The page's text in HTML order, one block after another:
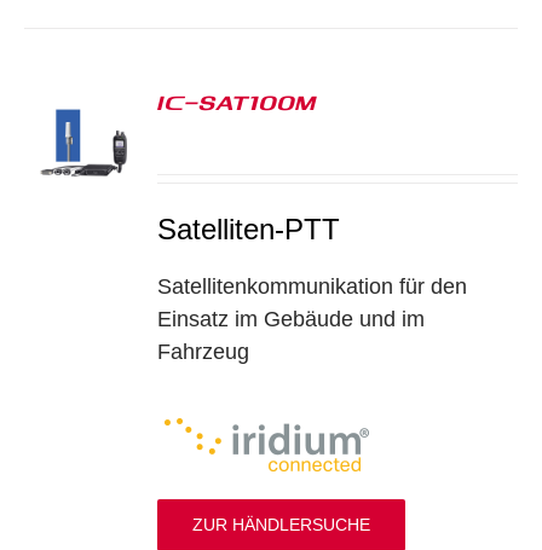
IC-SAT100M
Satelliten-PTT
Satellitenkommunikation für den
Einsatz im Gebäude und im
Fahrzeug
ZUR HÄNDLERSUCHE